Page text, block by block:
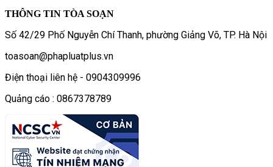
THÔNG TIN TÒA SOẠN
Số 42/29 Phố Nguyễn Chí Thanh, phường Giảng Võ, TP. Hà Nội
toasoan@phapluatplus.vn
Điện thoại liên hệ - 0904309996
Quảng cáo : 0867378789